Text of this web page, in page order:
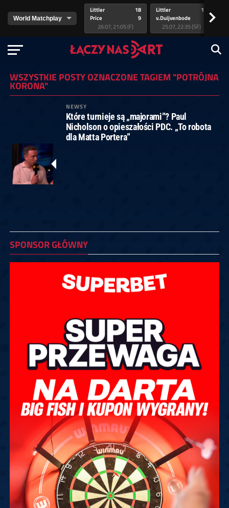
Littler
Price
18
9
26.07, 21:05 (F)
Littler
v.Duijvenbode
17
25.07, 22:35 (SF)
>
WSZYSTKIE POSTY OZNACZONE TAGIEM "POTRÓJNA
KORONA"
NEWSY
Które turnieje są „majorami”? Paul
Nicholson o opieszałości PDC. „To robota
dla Matta Portera”
SPONSOR GŁÓWNY